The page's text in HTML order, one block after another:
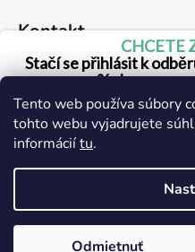
Tento web používa súbory
tohto webu vyjadrujete
informáciítu.
Odmietnuť
Kontakt
drogerie@
+ 421 905 941 165
CHCETE
Stačí se přihlásit k
% sleva na